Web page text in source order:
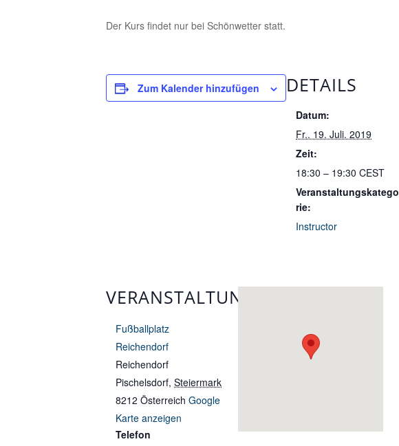
Der Kurs findet nur bei Schönwetter statt.
Zum Kalender hinzufügen DETAILS
Datum:
Fr.. 19. Juli. 2019
Zeit:
18:30 – 19:30CEST
Veranstaltungskatego
rie:
Instructor
VERANSTALTUNGSORT
Fußballplatz
Reichendorf
Reichendorf
Pischelsdorf, Steiermark
8212 Österreich Google
Karte anzeigen
Telefon